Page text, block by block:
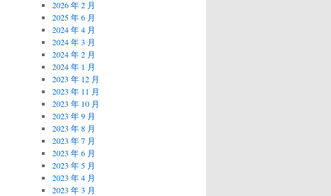
2026 年 2 月
2025 年 6 月
2024 年 4 月
2024 年 3 月
2024 年 2 月
2024 年 1 月
2023 年 12 月
2023 年 11 月
2023 年 10 月
2023 年 9 月
2023 年 8 月
2023 年 7 月
2023 年 6 月
2023 年 5 月
2023 年 4 月
2023 年 3 月